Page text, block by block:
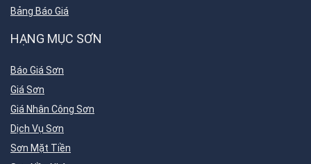
Bảng Báo Giá
HẠNG MỤC SƠN
Báo Giá Sơn
Giá Sơn
Giá Nhân Công Sơn
Dịch Vụ Sơn
Sơn Mặt Tiền